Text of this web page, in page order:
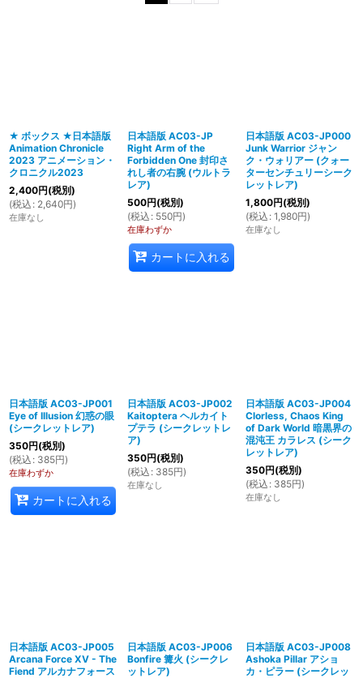
★ ボックス ★日本語版
Animation Chronicle
2023 アニメーション・
クロニクル2023
2,400円(税別)
(税込 : 2,640円)
在庫なし
日本語版 AC03-JP
Right Arm of the
Forbidden One 封印さ
れし者の右腕 (ウルトラ
レア)
500円(税別)
(税込 : 550円)
在庫わずか
カートに入れる
日本語版 AC03-JP000
Junk Warrior ジャン
ク・ウォリアー (クォー
ターセンチュリーシーク
レットレア)
1,800円(税別)
(税込 : 1,980円)
在庫なし
日本語版 AC03-JP001
Eye of Illusion 幻惑の眼
(シークレットレア)
350円(税別)
(税込 : 385円)
在庫わずか
カートに入れる
日本語版 AC03-JP002
Kaitoptera ヘルカイト
プテラ (シークレットレ
ア)
350円(税別)
(税込 : 385円)
在庫なし
日本語版 AC03-JP004
Clorless, Chaos King
of Dark World 暗黒界の
混沌王 カラレス (シーク
レットレア)
350円(税別)
(税込 : 385円)
在庫なし
日本語版 AC03-JP005
Arcana Force XV - The
Fiend アルカナフォース
日本語版 AC03-JP006
Bonfire 篝火 (シークレ
ットレア)
日本語版 AC03-JP008
Ashoka Pillar アショ
カ・ピラー (シークレッ